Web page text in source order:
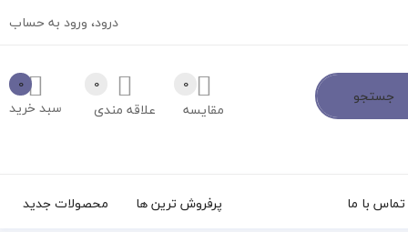
درود، ورود به حساب
جستجو
0
سبد خرید علاقه مندی
0
مقایسه
0
تماس با ما محصولات جدید پرفروش ترین ها